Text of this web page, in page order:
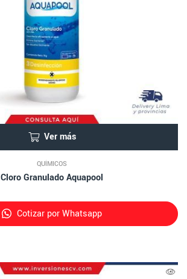
Ver más
QUÍMICOS
Cloro Granulado Aquapool
Cotizar por Whatsapp